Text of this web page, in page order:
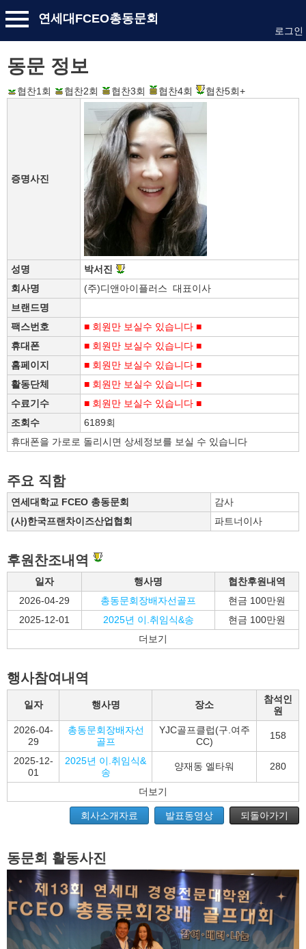
연세대FCEO총동문회
로그인
동문 정보
협찬1회 협찬2회 협찬3회 협찬4회 협찬5회+
증명사진
성명
박서진
회사명
(주)디앤아이플러스 대표이사
브랜드명
팩스번호
■ 회원만 보실수 있습니다 ■
휴대폰
■ 회원만 보실수 있습니다 ■
홈페이지
■ 회원만 보실수 있습니다 ■
활동단체
■ 회원만 보실수 있습니다 ■
수료기수
■ 회원만 보실수 있습니다 ■
조회수
6189회
휴대폰을 가로로 돌리시면 상세정보를 보실 수 있습니다
주요 직함
연세대학교 FCEO 총동문회
감사
(사)한국프랜차이즈산업협회
파트너이사
후원찬조내역
일자 행사명
협찬후원내역
2026-04-29
총동문회장배자선골프
현금 100만원
2025-12-01
2025년 이.취임식&송
현금 100만원
더보기
행사참여내역
일자 행사명 장소
참석인
원
2026-04-
29
총동문회장배자선
골프
YJC골프클럽(구.여주
CC)
158
2025-12-
01
2025년 이.취임식&
송
양재동 엘타워 280
더보기
회사소개자료 발표동영상 되돌아가기
동문회 활동사진